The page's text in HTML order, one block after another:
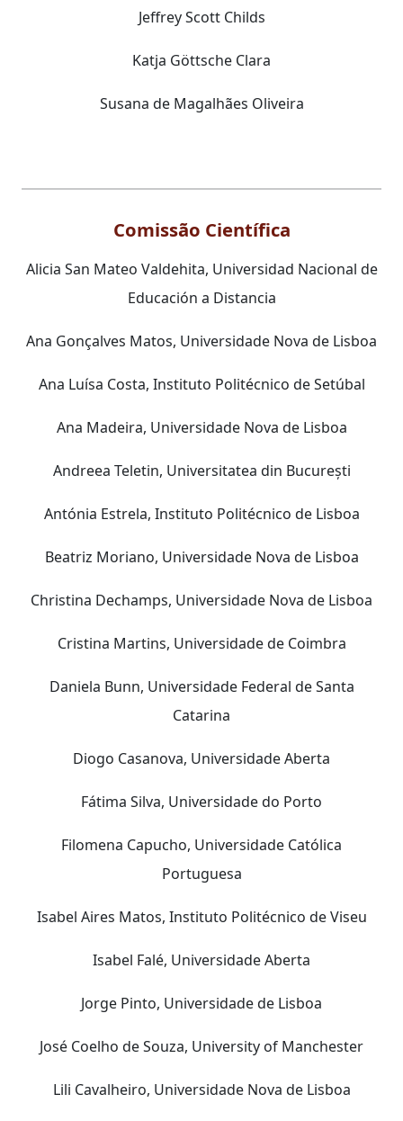
Jeffrey Scott Childs
Katja Göttsche Clara
Susana de Magalhães Oliveira
Comissão Científica
Alicia San Mateo Valdehita, Universidad Nacional de
Educación a Distancia
Ana Gonçalves Matos, Universidade Nova de Lisboa
Ana Luísa Costa, Instituto Politécnico de Setúbal
Ana Madeira, Universidade Nova de Lisboa
Andreea Teletin, Universitatea din București
Antónia Estrela, Instituto Politécnico de Lisboa
Beatriz Moriano, Universidade Nova de Lisboa
Christina Dechamps, Universidade Nova de Lisboa
Cristina Martins, Universidade de Coimbra
Daniela Bunn, Universidade Federal de Santa
Catarina
Diogo Casanova, Universidade Aberta
Fátima Silva, Universidade do Porto
Filomena Capucho, Universidade Católica
Portuguesa
Isabel Aires Matos, Instituto Politécnico de Viseu
Isabel Falé, Universidade Aberta
Jorge Pinto, Universidade de Lisboa
José Coelho de Souza, University of Manchester
Lili Cavalheiro, Universidade Nova de Lisboa